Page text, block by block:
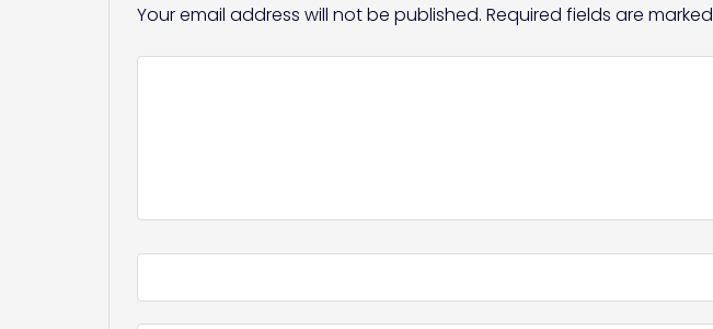
Your email address will not be published. Required fields are marked